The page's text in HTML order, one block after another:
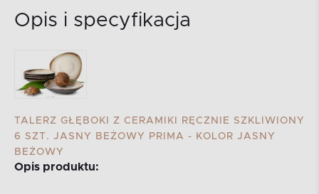
Opis i specyfikacja
TALERZ GŁĘBOKI Z CERAMIKI RĘCZNIE SZKLIWIONY
6 SZT. JASNY BEŻOWY PRIMA - KOLOR JASNY
BEŻOWY
Opis produktu: